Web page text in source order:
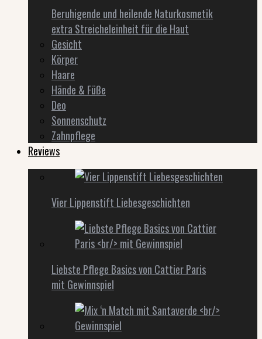
Beruhigende und heilende Naturkosmetik
extra Streicheleinheit für die Haut
Gesicht
Körper
Haare
Hände & Füße
Deo
Sonnenschutz
Zahnpflege
Reviews
Vier Lippenstift Liebesgeschichten
Liebste Pflege Basics von Cattier Paris
mit Gewinnspiel